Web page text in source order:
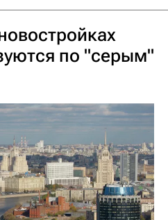
по "серым"